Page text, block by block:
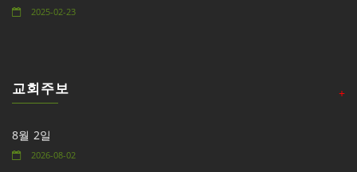
2025-02-23
교회주보 +
8월 2일
2026-08-02